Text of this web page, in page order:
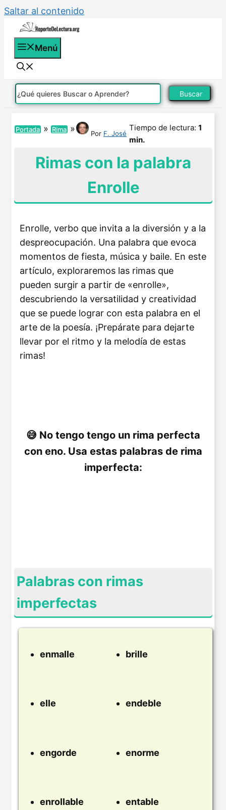
Saltar al contenido
Menú
Buscar
Portada » Rima » Por F. José
Tiempo de lectura: 1
min.
Rimas con la palabra
Enrolle
Enrolle, verbo que invita a la diversión y a la
despreocupación. Una palabra que evoca
momentos de fiesta, música y baile. En este
artículo, exploraremos las rimas que
pueden surgir a partir de «enrolle»,
descubriendo la versatilidad y creatividad
que se puede lograr con esta palabra en el
arte de la poesía. ¡Prepárate para dejarte
llevar por el ritmo y la melodía de estas
rimas!
No tengo tengo un rima perfecta
con eno. Usa estas palabras de rima
imperfecta:
Palabras con rimas
imperfectas
enmalle brille
elle endeble
engorde enorme
enrollable entable